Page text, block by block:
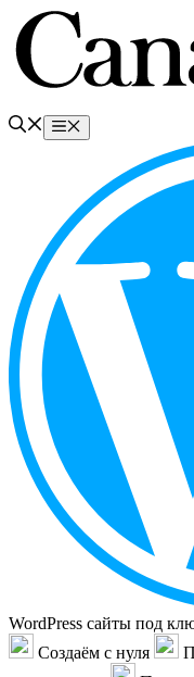
Перейти
содержимому
Меню
WordPress сайты под
Создаём с нуля